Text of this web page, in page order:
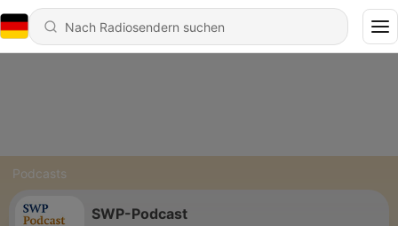
Podcasts
SWP-Podcast